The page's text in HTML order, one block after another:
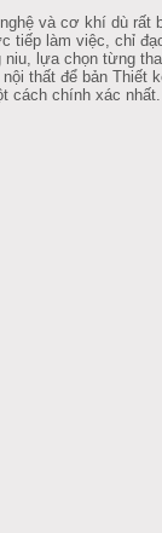
và cơ khí dù rất
tiếp làm việc, chỉ
niu, lựa chọn từng
thất để bản Thiết
cách chính xác nhất.